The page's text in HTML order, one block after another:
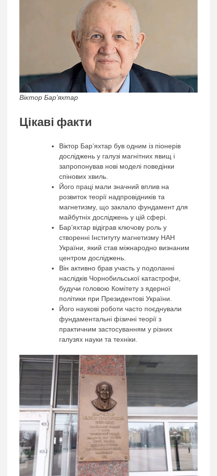
Віктор Бар’яхтар
Цікаві факти
Віктор Бар’яхтар був одним із піонерів
досліджень у галузі магнітних явищ і
запропонував нові моделі поведінки
спінових хвиль.
Його праці мали значний вплив на
розвиток теорії надпровідників та
магнетизму, що заклало фундамент для
майбутніх досліджень у цій сфері.
Бар’яхтар відіграв ключову роль у
створенні Інституту магнетизму НАН
України, який став міжнародно визнаним
центром досліджень.
Він активно брав участь у подоланні
наслідків Чорнобильської катастрофи,
будучи головою Комітету з ядерної
політики при Президентові України.
Його наукові роботи часто поєднували
фундаментальні фізичні теорії з
практичним застосуванням у різних
галузях науки та техніки.